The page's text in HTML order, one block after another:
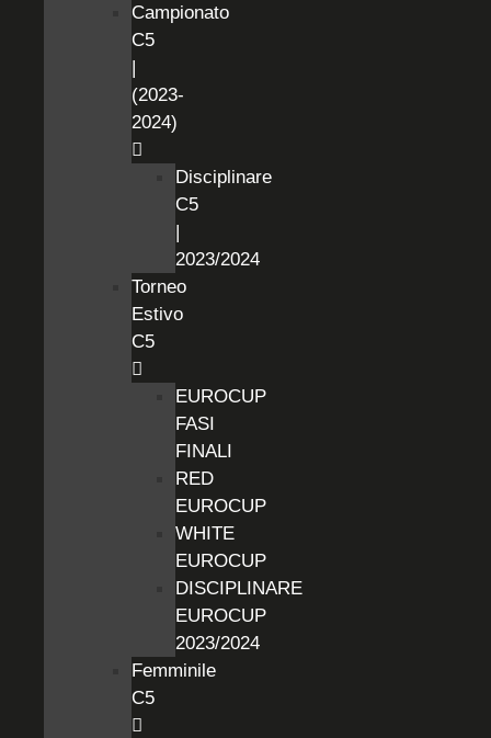
Campionato
C5
|
(2023-
2024)
Disciplinare
C5
|
2023/2024
Torneo
Estivo
C5
EUROCUP
FASI
FINALI
RED
EUROCUP
WHITE
EUROCUP
DISCIPLINARE
EUROCUP
2023/2024
Femminile
C5